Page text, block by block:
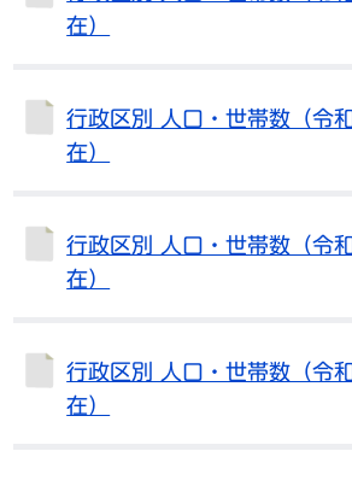
在）
行政区別 人口・世帯数（令
在）
行政区別 人口・世帯数（令
在）
行政区別 人口・世帯数（令
在）